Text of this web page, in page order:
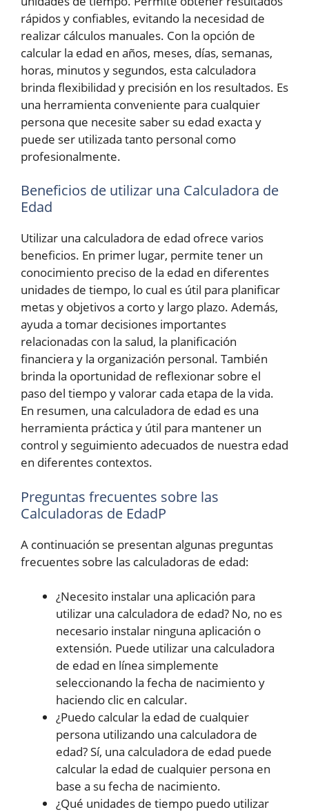
rápidos y confiables, evitando la necesidad de
realizar cálculos manuales. Con la opción de
calcular la edad en años, meses, días, semanas,
horas, minutos y segundos, esta calculadora
brinda flexibilidad y precisión en los resultados. Es
una herramienta conveniente para cualquier
persona que necesite saber su edad exacta y
puede ser utilizada tanto personal como
profesionalmente.
Beneficios de utilizar una Calculadora de
Edad
Utilizar una calculadora de edad ofrece varios
beneficios. En primer lugar, permite tener un
conocimiento preciso de la edad en diferentes
unidades de tiempo, lo cual es útil para planificar
metas y objetivos a corto y largo plazo. Además,
ayuda a tomar decisiones importantes
relacionadas con la salud, la planificación
financiera y la organización personal. También
brinda la oportunidad de reflexionar sobre el
paso del tiempo y valorar cada etapa de la vida.
En resumen, una calculadora de edad es una
herramienta práctica y útil para mantener un
control y seguimiento adecuados de nuestra edad
en diferentes contextos.
Preguntas frecuentes sobre las
Calculadoras de EdadP
A continuación se presentan algunas preguntas
frecuentes sobre las calculadoras de edad:
¿Necesito instalar una aplicación para
utilizar una calculadora de edad? No, no es
necesario instalar ninguna aplicación o
extensión. Puede utilizar una calculadora
de edad en línea simplemente
seleccionando la fecha de nacimiento y
haciendo clic en calcular.
¿Puedo calcular la edad de cualquier
persona utilizando una calculadora de
edad? Sí, una calculadora de edad puede
calcular la edad de cualquier persona en
base a su fecha de nacimiento.
¿Qué unidades de tiempo puedo utilizar